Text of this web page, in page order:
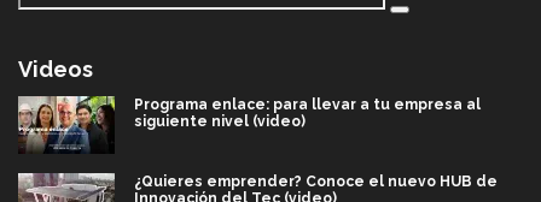
Videos
Programa enlace: para llevar a tu empresa al
siguiente nivel (video)
¿Quieres emprender? Conoce el nuevo HUB de
Innovación del Tec (video)